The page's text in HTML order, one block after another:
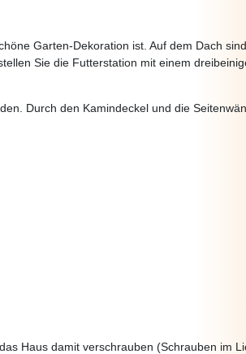
Garten-Dekoration ist. Auf dem Dach
Sie die Futterstation mit einem
Durch den Kamindeckel und die
Haus damit verschrauben (Schrauben im